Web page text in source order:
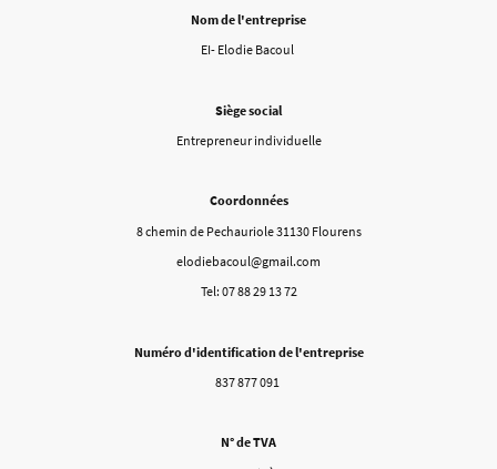
Nom de l'entreprise
EI- Elodie Bacoul
Siège social
Entrepreneur individuelle
Coordonnées
8 chemin de Pechauriole 31130 Flourens
elodiebacoul@gmail.com
Tel: 07 88 29 13 72
Numéro d'identification de l'entreprise
837 877 091
N° de TVA